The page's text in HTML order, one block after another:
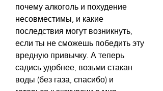
почему алкоголь и похудение
несовместимы, и какие
последствия могут возникнуть,
если ты не сможешь победить эту
вредную привычку. А теперь
садись удобнее, возьми стакан
воды (без газа, спасибо) и